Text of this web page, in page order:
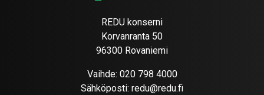
REDU konserni
Korvanranta 50
96300 Rovaniemi
Vaihde: 020 798 4000
Sähköposti: redu@redu.fi